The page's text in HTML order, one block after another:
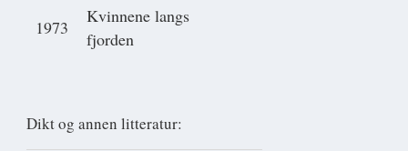
1973
Kvinnene langs
fjorden
Dikt og annen litteratur: